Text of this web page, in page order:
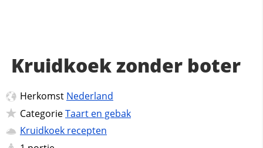
Kruidkoek zonder boter
Herkomst Nederland
CategorieTaart en gebak
Kruidkoek recepten